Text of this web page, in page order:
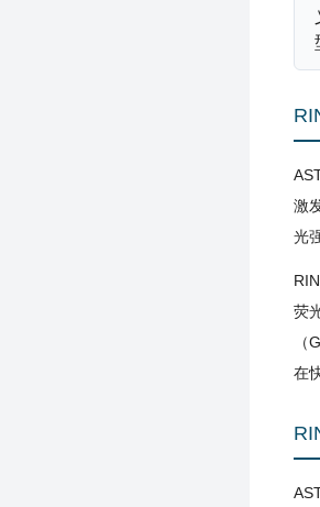
激
光
荧
在